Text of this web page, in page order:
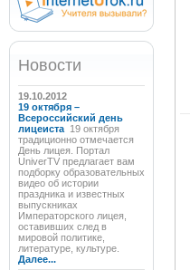
Новости
19.10.2012
19 октября –
Всероссийский день
лицеиста 19 октября
традиционно отмечается
День лицея. Портал
UniverTV предлагает вам
подборку образовательных
видео об истории
праздника и известных
выпускниках
Императорского лицея,
оставивших след в
мировой политике,
литературе, культуре.
Далее...